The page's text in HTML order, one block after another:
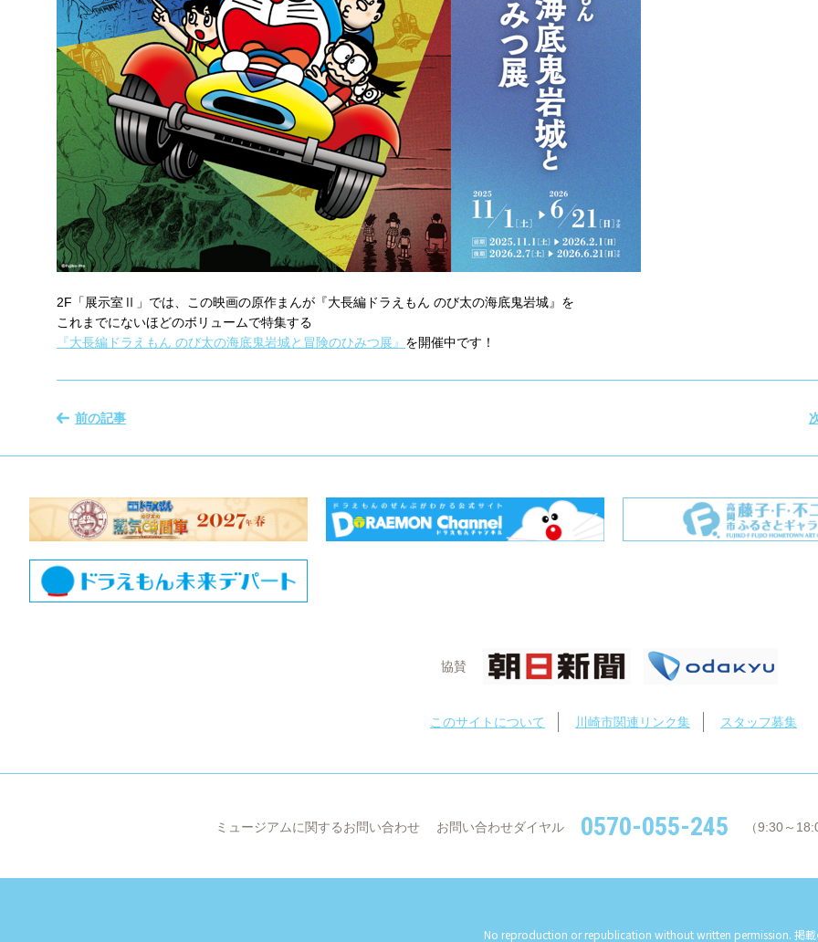
2F「展示室Ⅱ」では、この映画の原作まんが『大長編ドラえもん のび太の海底鬼岩城』を
これまでにないほどのボリュームで特集する
『大長編ドラえもん のび太の海底鬼岩城と冒険のひみつ展』 を開催中です！
前の記事
協賛
このサイトについて 川崎市関連リンク集 スタッフ募集
ミュージアムに関するお問い合わせ お問い合わせダイヤル 0570-055-245 （9:30～
No reproduction or republication without written permission. 掲